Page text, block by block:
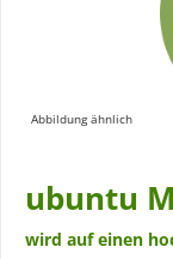
Abbildung ähnlich
ubuntu
wird auf einen